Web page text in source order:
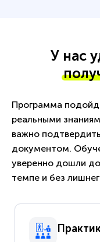
У нас
Программа
реальными
важно
документом.
уверенно дошли
темпе и без